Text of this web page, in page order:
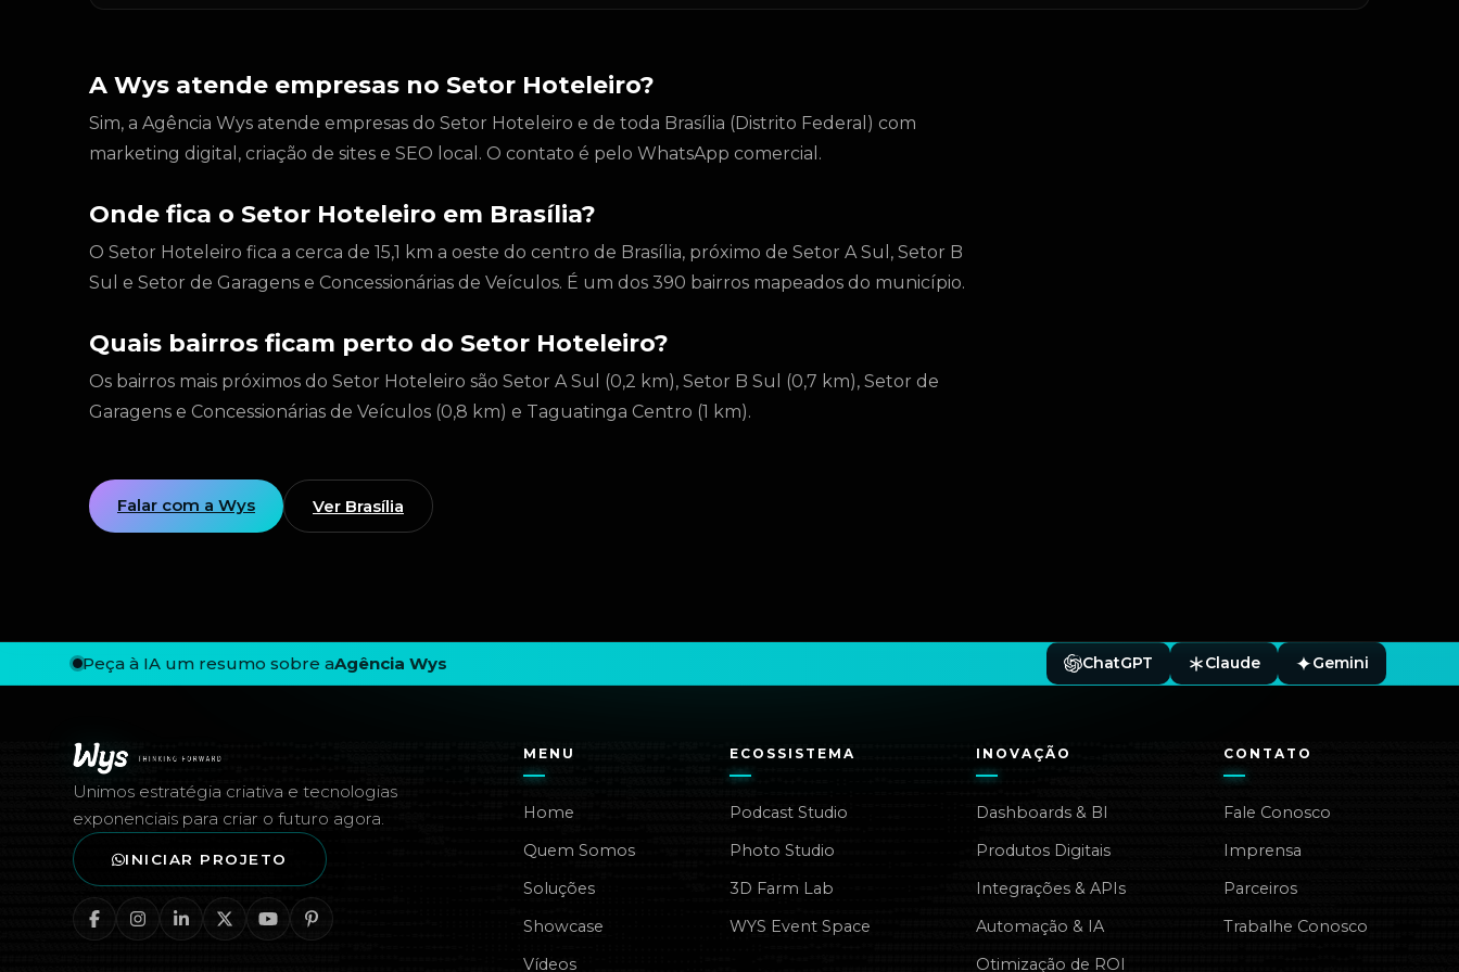
A Wys atende empresas no Setor Hoteleiro?
Sim, a Agência Wys atende empresas do Setor Hoteleiro e de toda Brasília (Distrito Federal) com
marketing digital, criação de sites e SEO local. O contato é pelo WhatsApp comercial.
Onde fica o Setor Hoteleiro em Brasília?
O Setor Hoteleiro fica a cerca de 15,1 km a oeste do centro de Brasília, próximo de Setor A Sul, Setor B
Sul e Setor de Garagens e Concessionárias de Veículos. É um dos 390 bairros mapeados do município.
Quais bairros ficam perto do Setor Hoteleiro?
Os bairros mais próximos do Setor Hoteleiro são Setor A Sul (0,2 km), Setor B Sul (0,7 km), Setor de
Garagens e Concessionárias de Veículos (0,8 km) e Taguatinga Centro (1 km).
Falar com a Wys Ver Brasília
Rodapé — Agência Wys
Peça à IA um resumo sobre aAgência Wys ChatGPT Claude Gemini
Unimos estratégia criativa e tecnologias
exponenciais para criar o futuro agora.
INICIAR PROJETO
MENU
Home
Quem Somos
Soluções
Showcase
Vídeos
ECOSSISTEMA
Podcast Studio
Photo Studio
3D Farm Lab
WYS Event Space
INOVAÇÃO
Dashboards & BI
Produtos Digitais
Integrações & APIs
Automação & IA
Otimização de ROI
CONTATO
Fale Conosco
Imprensa
Parceiros
Trabalhe Conosco